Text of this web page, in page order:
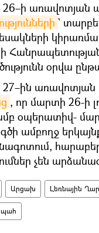
առավոտյան
`
Հանրապետության
օրվա
, որ մարտի 26-ի
օպերատիվ-
ամբողջ
չեն
Արցախ Լեռնային